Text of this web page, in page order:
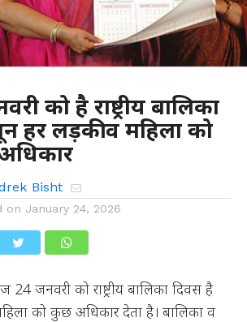
को है राष्ट्रीय बालिका
हर लड़की व महिला को
Bisht
on January 24, 2026
जनवरी को राष्ट्रीय बालिका दिवस है
को कुछ अधिकार देता है। बालिका व